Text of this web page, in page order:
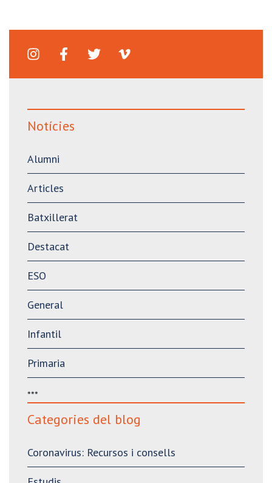
Notícies
Alumni
Articles
Batxillerat
Destacat
ESO
General
Infantil
Primaria
***
Categories del blog
Coronavirus: Recursos i consells